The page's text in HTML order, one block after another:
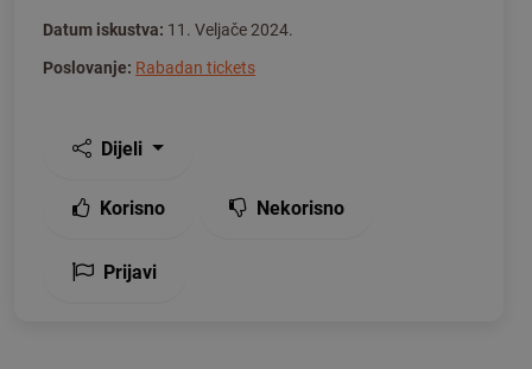
Datum iskustva: 11. Veljače 2024.
Poslovanje: Rabadan tickets
Dijeli
Korisno Nekorisno
Prijavi